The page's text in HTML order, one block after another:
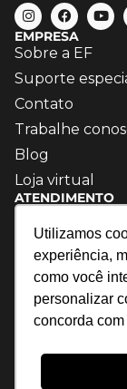
Utilizamos
experiência,
como você
personalizar
concorda
EMPRESA
Sobre a EF
Suporte
Contato
Trabalhe
Blog
Loja virtual
ATENDIMENTO